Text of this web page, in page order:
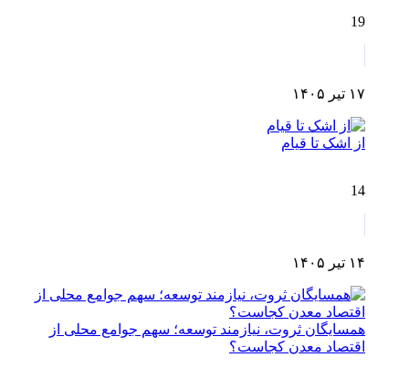
19
۱۷ تیر ۱۴۰۵
از اشک تا قیام
14
۱۴ تیر ۱۴۰۵
همسایگان ثروت، نیازمند توسعه؛ سهم جوامع محلی از
اقتصاد معدن کجاست؟